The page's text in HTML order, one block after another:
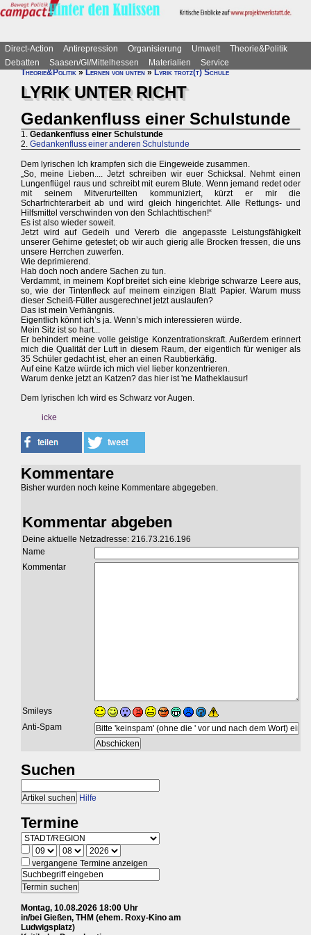
Direct-Action Antirepression Organisierung Umwelt
Theorie&Politik
Debatten
Saasen/GI/Mittelhessen Materialien
Service
Theorie&Politik»Lernen von unten»Lyrik trotz(t) Schule
LYRIK UNTER RICHT
Gedankenfluss einer Schulstunde
1. Gedankenfluss einer Schulstunde
2. Gedankenfluss einer anderen Schulstunde
Dem lyrischen Ich krampfen sich die Eingeweide zusammen.
„So, meine Lieben.... Jetzt schreiben wir euer Schicksal. Nehmt einen
Lungenflügel raus und schreibt mit eurem Blute. Wenn jemand redet oder
mit seinem Mitverurteilten kommuniziert, kürzt er mir die
Scharfrichterarbeit ab und wird gleich hingerichtet. Alle Rettungs- und
Hilfsmittel verschwinden von den Schlachttischen!“
Es ist also wieder soweit.
Jetzt wird auf Gedeih und Vererb die angepasste Leistungsfähigkeit
unserer Gehirne getestet; ob wir auch gierig alle Brocken fressen, die uns
unsere Herrchen zuwerfen.
Wie deprimierend.
Hab doch noch andere Sachen zu tun.
Verdammt, in meinem Kopf breitet sich eine klebrige schwarze Leere aus,
so, wie der Tintenfleck auf meinem einzigen Blatt Papier. Warum muss
dieser Scheiß-Füller ausgerechnet jetzt auslaufen?
Das ist mein Verhängnis.
Eigentlich könnt ich’s ja. Wenn’s mich interessieren würde.
Mein Sitz ist so hart...
Er behindert meine volle geistige Konzentrationskraft. Außerdem erinnert
mich die Qualität der Luft in diesem Raum, der eigentlich für weniger als
35 Schüler gedacht ist, eher an einen Raubtierkäfig.
Auf eine Katze würde ich mich viel lieber konzentrieren.
Warum denke jetzt an Katzen? das hier ist 'ne Matheklausur!
Dem lyrischen Ich wird es Schwarz vor Augen.
icke
Kommentare
Bisher wurden noch keine Kommentare abgegeben.
Kommentar abgeben
Deine aktuelle Netzadresse: 216.73.216.196
Name
Kommentar
Smileys
Anti-Spam
Suchen
Hilfe
Termine
vergangene Termine anzeigen
Montag, 10.08.2026 18:00 Uhr
in/bei Gießen, THM (ehem. Roxy-Kino am
Ludwigsplatz)